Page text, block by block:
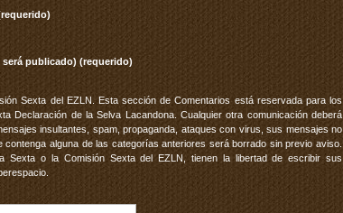
será publicado) (requerido)
Sexta del EZLN. Esta sección de Comentarios está reservada para los
Declaración de la Selva Lacandona. Cualquier otra comunicación deberá
insultantes, spam, propaganda, ataques con virus, sus mensajes no
contenga alguna de las categorías anteriores será borrado sin previo aviso.
Sexta o la Comisión Sexta del EZLN, tienen la libertad de escribir sus